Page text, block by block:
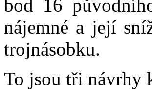
bod 16
nájemné a její
trojnásobku.
To jsou tři návrhy